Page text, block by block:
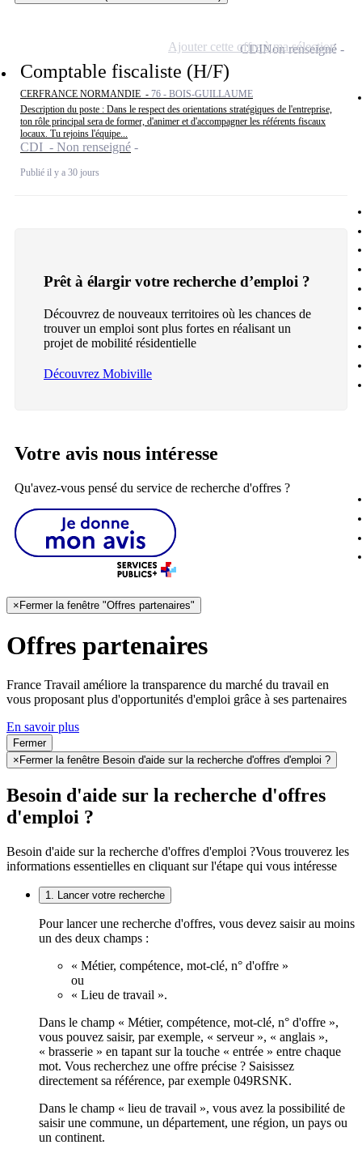
Comptable fiscaliste (H/F)
CERFRANCE NORMANDIE - 76 - BOIS-GUILLAUME
Description du poste : Dans le respect des orientations stratégiques de l'entreprise,
ton rôle principal sera de former, d'animer et d'accompagner les référents fiscaux
locaux. Tu rejoins l'équipe...
CDI - Non renseigné
Publié il y a 30 jours
CDINon renseigné
Ajouter cette offre à ma sélection
Prêt à élargir votre recherche d’emploi ?
Découvrez de nouveaux territoires où les chances de
trouver un emploi sont plus fortes en réalisant un
projet de mobilité résidentielle
Découvrez Mobiville
Votre avis nous intéresse
Qu'avez-vous pensé du service de recherche d'offres ?
×Fermer la fenêtre "Offres partenaires"
Offres partenaires
France Travail améliore la transparence du marché du travail en
vous proposant plus d'opportunités d'emploi grâce à ses partenaires
En savoir plus
Fermer
× Fermer la fenêtre Besoin d'aide sur la recherche d'offres d'emploi ?
Besoin d'aide sur la recherche d'offres
d'emploi ?
Besoin d'aide sur la recherche d'offres d'emploi ?Vous trouverez les
informations essentielles en cliquant sur l'étape qui vous intéresse
1. Lancer votre recherche
Pour lancer une recherche d'offres, vous devez saisir au moins
un des deux champs :
« Métier, compétence, mot-clé, n° d'offre »
ou
« Lieu de travail ».
Dans le champ « Métier, compétence, mot-clé, n° d'offre »,
vous pouvez saisir, par exemple, « serveur », « anglais »,
« brasserie » en tapant sur la touche « entrée » entre chaque
mot. Vous recherchez une offre précise ? Saisissez
directement sa référence, par exemple 049RSNK.
Dans le champ « lieu de travail », vous avez la possibilité de
saisir une commune, un département, une région, un pays ou
un continent.